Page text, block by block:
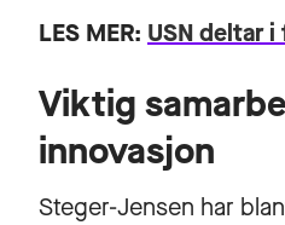
LES MER: USN deltar
Viktig
innovasjon
Steger-Jensen har